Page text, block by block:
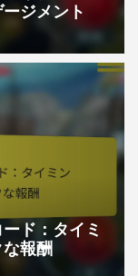
ジメント
ド：タイミ
報酬